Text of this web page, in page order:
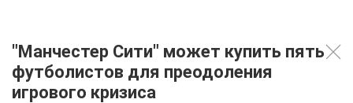
"Манчестер Сити" может купить пять
футболистов для преодоления
игрового кризиса